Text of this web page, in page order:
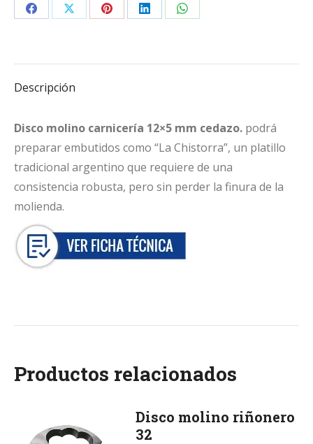
Share
Facebook
Share
X
Share
Pinterest
Share
LinkedIn
Share
WhatsApp
Descripción
Disco molino carnicería 12×5 mm cedazo. podrá
preparar embutidos como “La Chistorra”, un platillo
tradicional argentino que requiere de una
consistencia robusta, pero sin perder la finura de la
molienda.
Productos relacionados
Disco molino riñonero
32